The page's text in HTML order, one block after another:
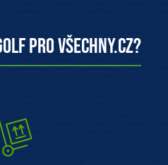
pro všechny.cz?